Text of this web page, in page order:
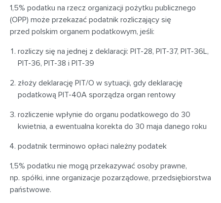
1,5% podatku na rzecz organizacji pożytku publicznego
(OPP) może przekazać podatnik rozliczający się
przed polskim organem podatkowym, jeśli:
rozliczy się na jednej z deklaracji: PIT-28, PIT-37, PIT-36L,
PIT-36, PIT-38 i PIT-39
złoży deklarację PIT/O w sytuacji, gdy deklarację
podatkową PIT-40A sporządza organ rentowy
rozliczenie wpłynie do organu podatkowego do 30
kwietnia, a ewentualna korekta do 30 maja danego roku
podatnik terminowo opłaci należny podatek
1,5% podatku nie mogą przekazywać osoby prawne,
np. spółki, inne organizacje pozarządowe, przedsiębiorstwa
państwowe.